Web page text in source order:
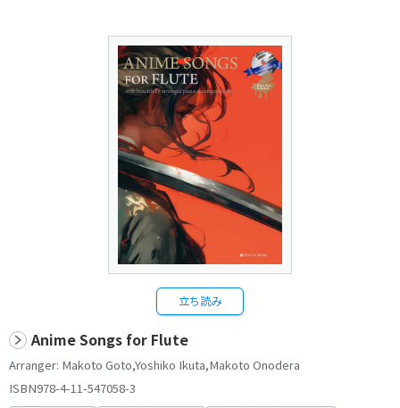
立ち読み
Anime Songs for Flute
Arranger: Makoto Goto,Yoshiko Ikuta,Makoto Onodera
ISBN978-4-11-547058-3